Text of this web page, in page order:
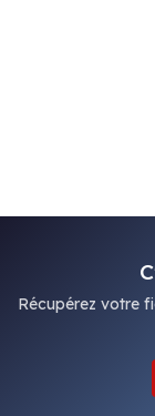
Récupérez votre